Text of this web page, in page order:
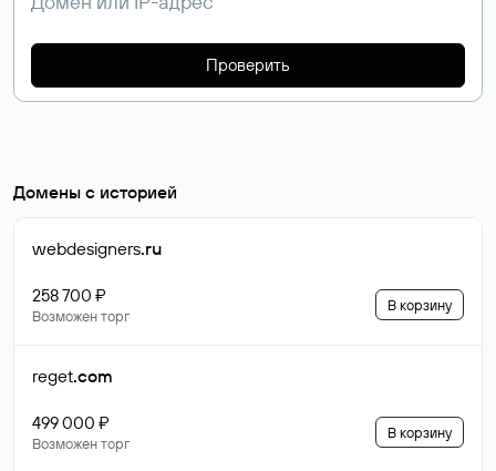
Проверить
Домены с историей
webdesigners.ru
258 700 ₽
Возможен торг
В корзину
reget.com
499 000 ₽
Возможен торг
В корзину